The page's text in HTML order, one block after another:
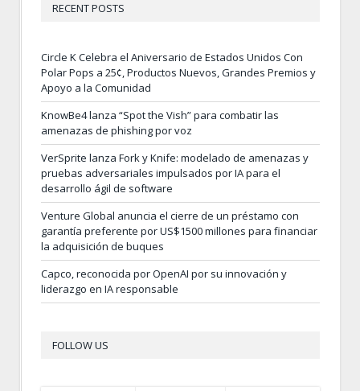
RECENT POSTS
Circle K Celebra el Aniversario de Estados Unidos Con
Polar Pops a 25¢, Productos Nuevos, Grandes Premios y
Apoyo a la Comunidad
KnowBe4 lanza “Spot the Vish” para combatir las
amenazas de phishing por voz
VerSprite lanza Fork y Knife: modelado de amenazas y
pruebas adversariales impulsados por IA para el
desarrollo ágil de software
Venture Global anuncia el cierre de un préstamo con
garantía preferente por US$1500 millones para financiar
la adquisición de buques
Capco, reconocida por OpenAI por su innovación y
liderazgo en IA responsable
FOLLOW US